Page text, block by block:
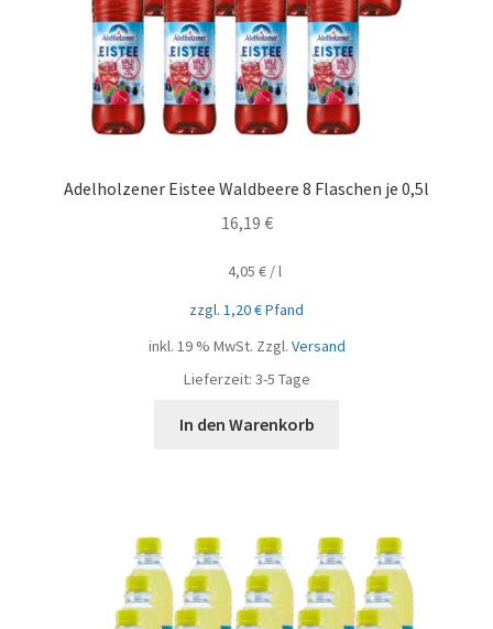
Adelholzener Eistee Waldbeere 8 Flaschen je 0,5l
16,19 €
4,05 €/l
zzgl. 1,20€Pfand
inkl. 19 % MwSt. Zzgl. Versand
Lieferzeit: 3-5 Tage
In den Warenkorb